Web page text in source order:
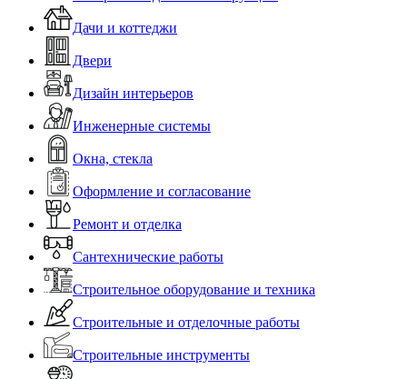
Дачи и коттеджи
Двери
Дизайн интерьеров
Инженерные системы
Окна, стекла
Оформление и согласование
Ремонт и отделка
Сантехнические работы
Строительное оборудование и техника
Строительные и отделочные работы
Строительные инструменты